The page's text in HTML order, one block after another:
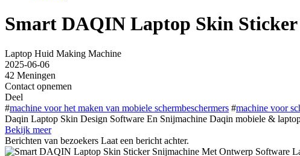
Smart DAQIN Laptop Skin
Laptop Huid Making Machine
2025-06-06
42 Meningen
Contact opnemen
Deel
#machine voor het maken van mobiele schermbeschermers #machine voor
Daqin Laptop Skin Design Software En Snijmachine Daqin mobiele &
Bekijk meer
Berichten van bezoekers Laat een bericht achter.